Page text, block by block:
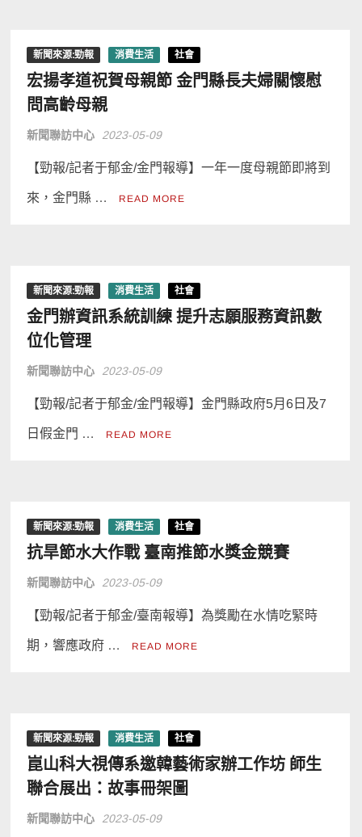
新聞來源:勁報 消費生活 社會
宏揚孝道祝賀母親節 金門縣長夫婦關懷慰
問高齡母親
新聞聯訪中心 2023-05-09
【勁報/記者于郁金/金門報導】一年一度母親節即將到
來，金門縣 … READ MORE
新聞來源:勁報 消費生活 社會
金門辦資訊系統訓練 提升志願服務資訊數
位化管理
新聞聯訪中心 2023-05-09
【勁報/記者于郁金/金門報導】金門縣政府5月6日及7
日假金門 … READ MORE
新聞來源:勁報 消費生活 社會
抗旱節水大作戰 臺南推節水獎金競賽
新聞聯訪中心 2023-05-09
【勁報/記者于郁金/臺南報導】為獎勵在水情吃緊時
期，響應政府 … READ MORE
新聞來源:勁報 消費生活 社會
崑山科大視傳系邀韓藝術家辦工作坊 師生
聯合展出：故事冊架圖
新聞聯訪中心 2023-05-09